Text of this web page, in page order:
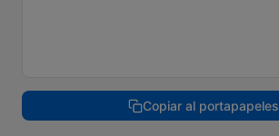
Copiar al portapapeles